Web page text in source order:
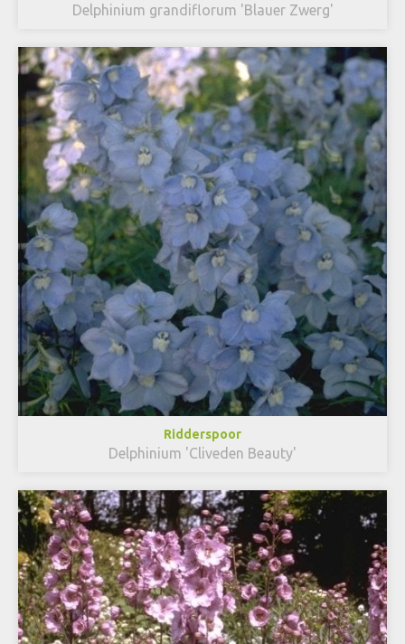
Delphinium grandiflorum 'Blauer Zwerg'
Ridderspoor
Delphinium 'Cliveden Beauty'